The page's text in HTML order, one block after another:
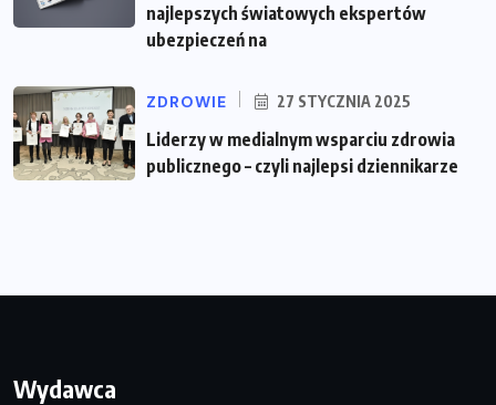
najlepszych światowych ekspertów
ubezpieczeń na
ZDROWIE 27 STYCZNIA 2025
Liderzy w medialnym wsparciu zdrowia
publicznego – czyli najlepsi dziennikarze
Wydawca